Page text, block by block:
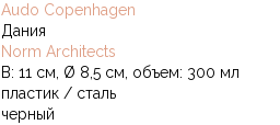
Audo Copenhagen
Дания
Norm Architects
В: 11 см, Ø 8,5 см, объем: 300 мл
пластик / сталь
черный